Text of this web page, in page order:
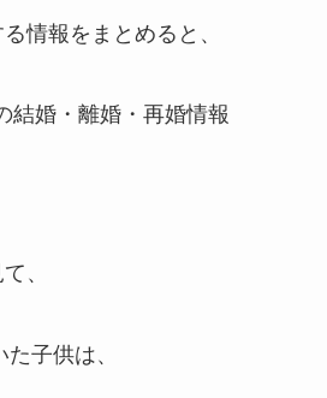
情報をまとめると、
、
子供は、